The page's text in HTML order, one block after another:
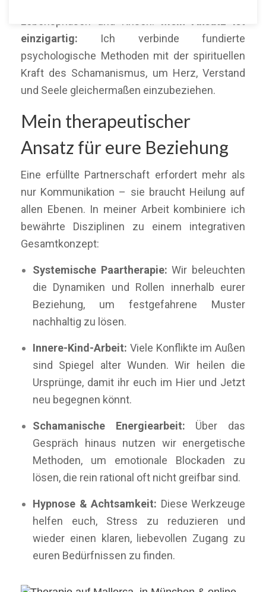
einzigartig: Ich verbinde fundierte
psychologische Methoden mit der spirituellen
Kraft des Schamanismus, um Herz, Verstand
und Seele gleichermaßen einzubeziehen.
Mein therapeutischer
Ansatz für eure Beziehung
Eine erfüllte Partnerschaft erfordert mehr als
nur Kommunikation – sie braucht Heilung auf
allen Ebenen. In meiner Arbeit kombiniere ich
bewährte Disziplinen zu einem integrativen
Gesamtkonzept:
Systemische Paartherapie: Wir beleuchten
die Dynamiken und Rollen innerhalb eurer
Beziehung, um festgefahrene Muster
nachhaltig zu lösen.
Innere-Kind-Arbeit: Viele Konflikte im Außen
sind Spiegel alter Wunden. Wir heilen die
Ursprünge, damit ihr euch im Hier und Jetzt
neu begegnen könnt.
Schamanische Energiearbeit: Über das
Gespräch hinaus nutzen wir energetische
Methoden, um emotionale Blockaden zu
lösen, die rein rational oft nicht greifbar sind.
Hypnose & Achtsamkeit: Diese Werkzeuge
helfen euch, Stress zu reduzieren und
wieder einen klaren, liebevollen Zugang zu
euren Bedürfnissen zu finden.